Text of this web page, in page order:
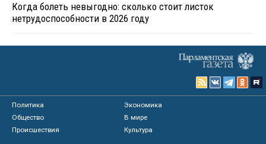
Когда болеть невыгодно: сколько стоит листок
нетрудоспособности в 2026 году
Политика
Экономика
Общество
В мире
Происшествия
Культура